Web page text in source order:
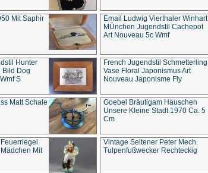
Mit Saphir
Email Ludwig Vierthaler Winhart
MÜnchen Jugendstil Cachepot
Art Nouveau 5c Wmf
Hunter
Bild Dog
S
French Jugendstil Schmetterling
Vase Floral Japonismus Art
Nouveau Japonisme Fly
Matt Schale
Goebel Bräutigam Häuschen
Unsere Kleine Stadt 1970 Ca. 5
Cm
Mit
Vintage Seltener Peter Mech.
Tulpenfußwecker Rechteckig